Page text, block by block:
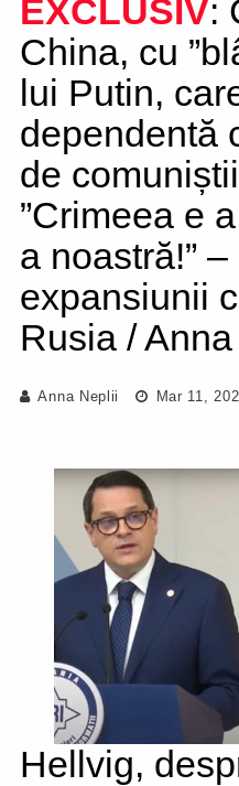
EXCLUSIV:
China, cu
lui Putin,
dependentă
de
”Crimeea e
a noastră!”
expansiunii
Rusia /
Anna Neplii Mar 11,
Hellvig,